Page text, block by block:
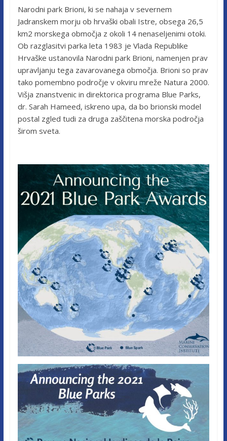
Narodni park Brioni, ki se nahaja v severnem
Jadranskem morju ob hrvaški obali Istre, obsega 26,5
km2 morskega območja z okoli 14 nenaseljenimi otoki.
Ob razglasitvi parka leta 1983 je Vlada Republike
Hrvaške ustanovila Narodni park Brioni, namenjen prav
upravljanju tega zavarovanega območja. Brioni so prav
tako pomembno področje v okviru mreže Natura 2000.
Višja znanstvenic in direktorica programa Blue Parks,
dr. Sarah Hameed, iskreno upa, da bo brionski model
postal zgled tudi za druga zaščitena morska področja
širom sveta.